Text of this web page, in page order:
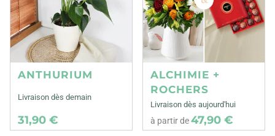
ANTHURIUM
Livraison dès demain
31,90 €
ALCHIMIE +
ROCHERS
Livraison dès aujourd'hui
à partir de47,90 €